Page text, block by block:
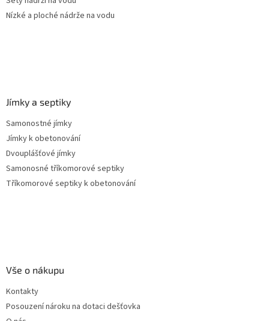
Nízké a ploché nádrže na vodu
Jímky a septiky
Samonostné jímky
Jímky k obetonování
Dvouplášťové jímky
Samonosné tříkomorové septiky
Tříkomorové septiky k obetonování
Vše o nákupu
Kontakty
Posouzení nároku na dotaci dešťovka